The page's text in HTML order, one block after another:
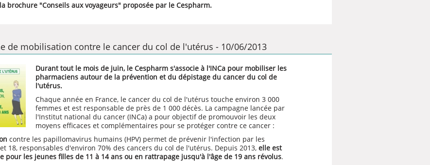
brochure "Conseils aux voyageurs" proposée par le Cespharm.
de mobilisation contre le cancer du col de l'utérus - 10/06/2013
Durant tout le mois de juin, le Cespharm s'associe à l'INCa pour mobiliser les
pharmaciens autour de la prévention et du dépistage du cancer du col de
l'utérus.
Chaque année en France, le cancer du col de l'utérus touche environ 3 000
femmes et est responsable de près de 1 000 décès. La campagne lancée par
l'Institut national du cancer (INCa) a pour objectif de promouvoir les deux
moyens efficaces et complémentaires pour se protéger contre ce cancer :
contre les papillomavirus humains (HPV) permet de prévenir l'infection par les
18, responsables d'environ 70% des cancers du col de l'utérus. Depuis 2013, elle est
pour les jeunes filles de 11 à 14 ans ou en rattrapage jusqu'à l'âge de 19 ans révolus.